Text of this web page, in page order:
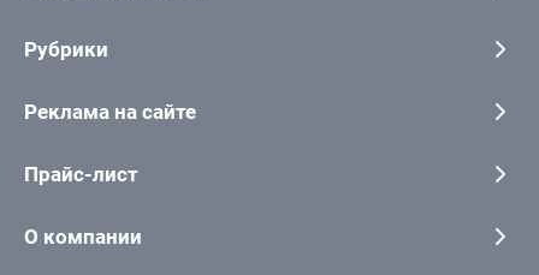
Рубрики
Реклама на сайте
Прайс-лист
О компании